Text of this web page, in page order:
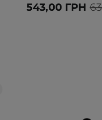
543,00 ГРН